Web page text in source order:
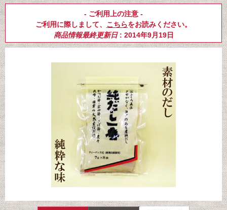
- ご利用上の注意 -
ご利用に際しまして、 こちらをお読みください。
商品情報最終更新日: 2014年9月19日